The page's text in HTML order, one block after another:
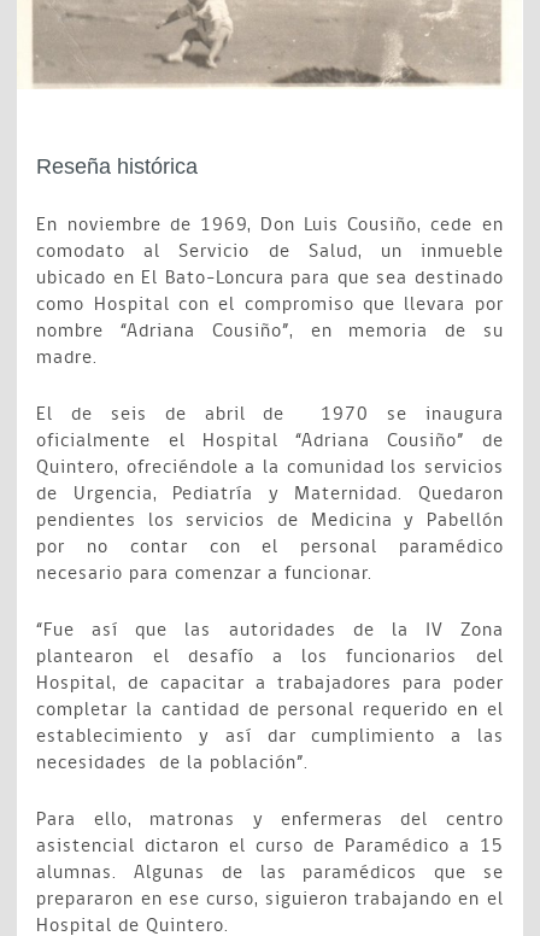
Reseña histórica
En noviembre de 1969, Don Luis Cousiño, cede en
comodato al Servicio de Salud, un inmueble
ubicado en El Bato-Loncura para que sea destinado
como Hospital con el compromiso que llevara por
nombre “Adriana Cousiño”, en memoria de su
madre.
El de seis de abril de 1970 se inaugura
oficialmente el Hospital “Adriana Cousiño” de
Quintero, ofreciéndole a la comunidad los servicios
de Urgencia, Pediatría y Maternidad. Quedaron
pendientes los servicios de Medicina y Pabellón
por no contar con el personal paramédico
necesario para comenzar a funcionar.
“Fue así que las autoridades de la IV Zona
plantearon el desafío a los funcionarios del
Hospital, de capacitar a trabajadores para poder
completar la cantidad de personal requerido en el
establecimiento y así dar cumplimiento a las
necesidades de la población”.
Para ello, matronas y enfermeras del centro
asistencial dictaron el curso de Paramédico a 15
alumnas. Algunas de las paramédicos que se
prepararon en ese curso, siguieron trabajando en el
Hospital de Quintero.